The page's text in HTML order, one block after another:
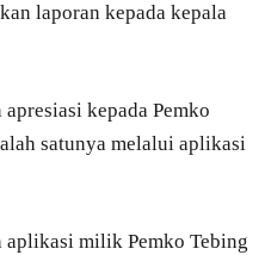
laporan kepada kepala
kepada Pemko
satunya melalui aplikasi
milik Pemko Tebing